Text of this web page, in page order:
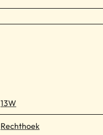
13W
Rechthoek